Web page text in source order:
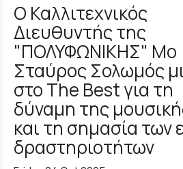
Ο Καλλιτεχνικός
Διευθυντής της
"ΠΟΛΥΦΩΝΙΚΗΣ" Μο
Σταύρος Σολωμός
στο The Best για τη
δύναμη της
και τη σημασία των
δραστηριοτήτων